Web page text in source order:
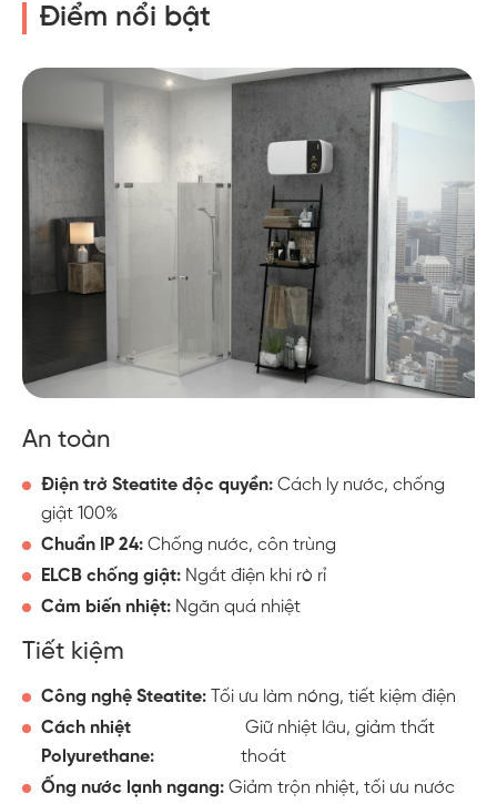
Điểm nổi bật
An toàn
Điện trở Steatite độc quyền: Cách ly nước, chống
giật 100%
Chuẩn IP 24: Chống nước, côn trùng
ELCB chống giật: Ngắt điện khi rò rỉ
Cảm biến nhiệt: Ngăn quá nhiệt
Tiết kiệm
Công nghệ Steatite: Tối ưu làm nóng, tiết kiệm điện
Cách nhiệt
Polyurethane:
thoát
Ống nước lạnh ngang: Giảm trộn nhiệt, tối ưu nước